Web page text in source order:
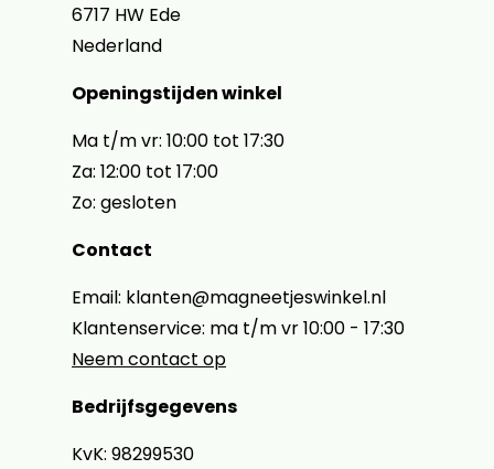
6717 HW Ede
Nederland
Openingstijden winkel
Ma t/m vr: 10:00 tot 17:30
Za: 12:00 tot 17:00
Zo: gesloten
Contact
Email: klanten@magneetjeswinkel.nl
Klantenservice: ma t/m vr 10:00 - 17:30
Neem contact op
Bedrijfsgegevens
KvK: 98299530